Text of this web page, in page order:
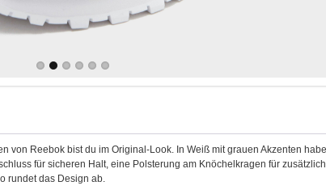
von Reebok bist du im Original-Look. In Weiß mit grauen Akzenten
für sicheren Halt, eine Polsterung am Knöchelkragen für
rundet das Design ab.